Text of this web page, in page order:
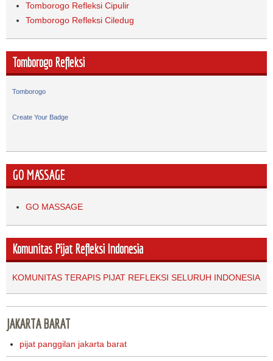
Tomborogo Refleksi Cipulir
Tomborogo Refleksi Ciledug
Tomborogo Refleksi
Tomborogo
Create Your Badge
GO MASSAGE
GO MASSAGE
Komunitas Pijat Refleksi Indonesia
KOMUNITAS TERAPIS PIJAT REFLEKSI SELURUH INDONESIA
JAKARTA BARAT
pijat panggilan jakarta barat